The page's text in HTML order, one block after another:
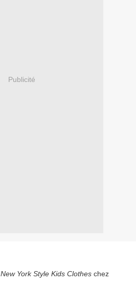
Publicité
New York Style Kids Clothes chez